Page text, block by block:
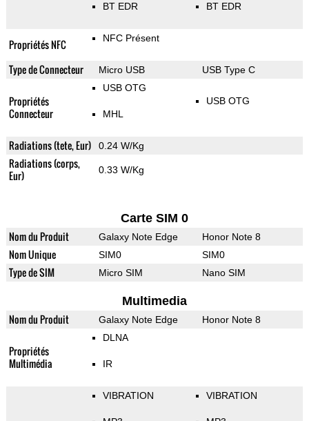
BT EDR BT EDR
Propriétés NFC NFC Présent
Type de Connecteur Micro USB USB Type C
Propriétés
Connecteur
USB OTG
MHL
USB OTG
Radiations (tete, Eur) 0.24 W/Kg
Radiations (corps,
Eur)
0.33 W/Kg
Carte SIM 0
Nom du Produit Galaxy Note Edge Honor Note 8
Nom Unique SIM0 SIM0
Type de SIM Micro SIM Nano SIM
Multimedia
Nom du Produit Galaxy Note Edge Honor Note 8
Propriétés
Multimédia
DLNA
IR
VIBRATION VIBRATION